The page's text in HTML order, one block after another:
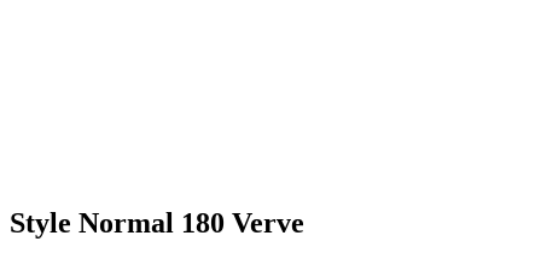
Style Normal 180 Verve